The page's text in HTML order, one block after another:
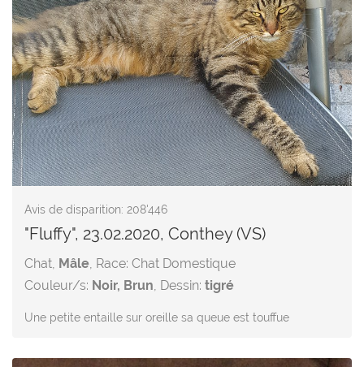
Avis de disparition: 208'446
"Fluffy", 23.02.2020, Conthey (VS)
Chat, Mâle, Race: Chat Domestique
Couleur/s: Noir, Brun, Dessin: tigré
Une petite entaille sur oreille sa queue est touffue